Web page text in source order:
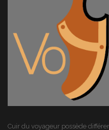
Cuir du voyageur possède